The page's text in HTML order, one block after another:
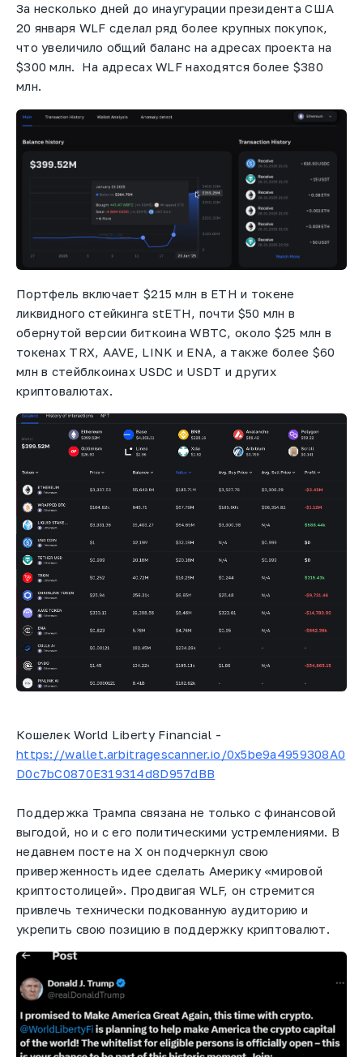
За несколько дней до инаугурации президента США
20 января WLF сделал ряд более крупных покупок,
что увеличило общий баланс на адресах проекта на
$300 млн. На адресах WLF находятся более $380
млн.
Портфель включает $215 млн в ETH и токене
ликвидного стейкинга stETH, почти $50 млн в
обернутой версии биткоина WBTC, около $25 млн в
токенах TRX, AAVE, LINK и ENA, а также более $60
млн в стейблкоинах USDC и USDT и других
криптовалютах.
Кошелек World Liberty Financial -
https://wallet.arbitragescanner.io/0x5be9a4959308A0
D0c7bC0870E319314d8D957dBB
Поддержка Трампа связана не только с финансовой
выгодой, но и с его политическими устремлениями. В
недавнем посте на X он подчеркнул свою
приверженность идее сделать Америку «мировой
криптостолицей». Продвигая WLF, он стремится
привлечь технически подкованную аудиторию и
укрепить свою позицию в поддержку криптовалют.